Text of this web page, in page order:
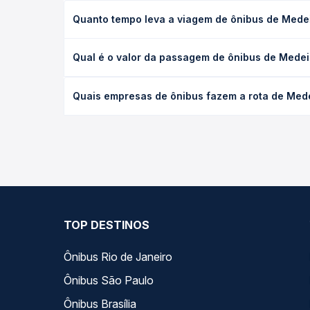
Quanto tempo leva a viagem de ônibus de
(convencional, executivo ou leito) e as condições
Qual é o valor da passagem de ônibus de
o tipo de poltrona e a antecedência da compra.
Quais empresas de ônibus fazem a rota de
TOP DESTINOS
Ônibus Rio de Janeiro
Ônibus São Paulo
Ônibus Brasília